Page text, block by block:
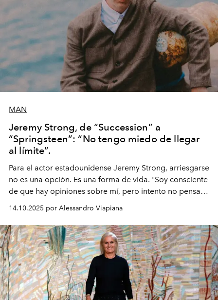
MAN
Jeremy Strong, de “Succession” a
“Springsteen”: “No tengo miedo de llegar
al límite”.
Para el actor estadounidense Jeremy Strong, arriesgarse
no es una opción. Es una forma de vida. "Soy consciente
de que hay opiniones sobre mí, pero intento no pensar
demasiado en cómo me perciben. Creo que es una
pérdida de tiempo", afirma.
14.10.2025 por Alessandro Viapiana